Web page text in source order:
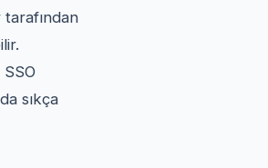
tarafından
sıkça